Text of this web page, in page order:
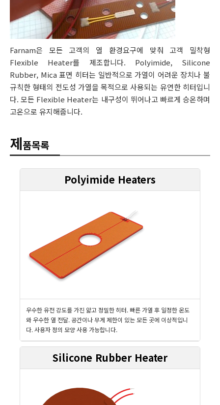
Farnam은 모든 고객의 열 환경요구에 맞춰 고객 밀착형
Flexible Heater를 제조합니다. Polyimide, Silicone
Rubber, Mica 표면 히터는 일반적으로 가열이 어려운 장치나 불
규칙한 형태의 전도성 가열을 목적으로 사용되는 유연한 히터입니
다. 모든 Flexible Heater는 내구성이 뛰어나고 빠르게 승온하며
고온으로 유지해줍니다.
제품목록
Polyimide Heaters
우수한 유전 강도를 가진 얇고 정밀한 히터. 빠른 가열 후 일정한 온도
와 우수한 열 전달. 공간이나 무게 제한이 있는 모든 곳에 이상적입니
다. 사용자 정의 모양 사용 가능합니다.
Silicone Rubber Heater